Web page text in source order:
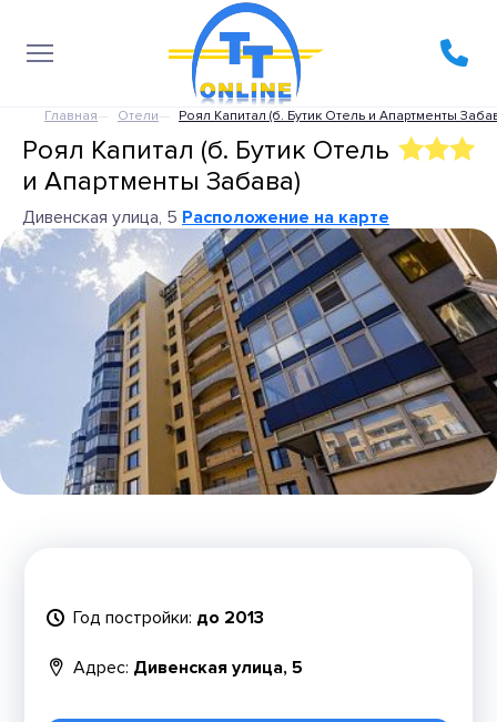
Главная Отели Роял Капитал (б. Бутик Отель и Апартменты
Роял Капитал (б. Бутик Отель
и Апартменты Забава)
Дивенская улица, 5 Расположение на карте
Год постройки: до 2013
Адрес: Дивенская улица, 5